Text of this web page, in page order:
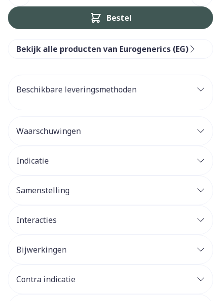
Bestel
Bekijk alle producten van Eurogenerics (EG)
Beschikbare leveringsmethoden
Waarschuwingen
Indicatie
Samenstelling
Interacties
Bijwerkingen
Contra indicatie